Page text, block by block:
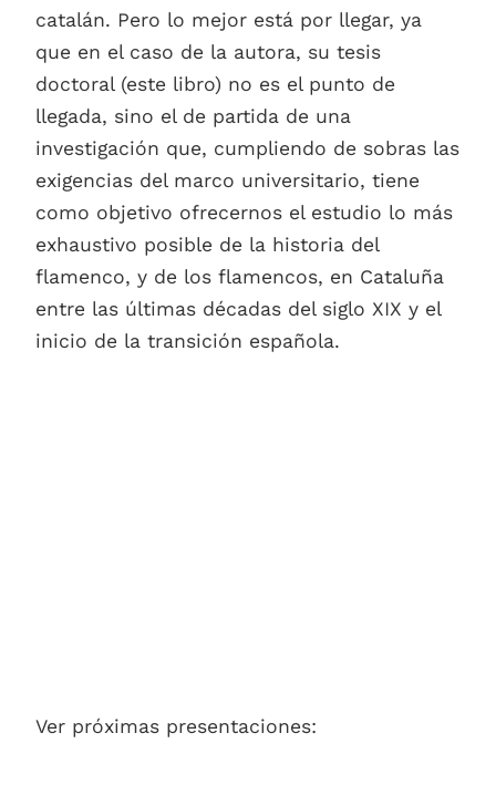
catalán. Pero lo mejor está por llegar, ya
que en el caso de la autora, su tesis
doctoral (este libro) no es el punto de
llegada, sino el de partida de una
investigación que, cumpliendo de sobras las
exigencias del marco universitario, tiene
como objetivo ofrecernos el estudio lo más
exhaustivo posible de la historia del
flamenco, y de los flamencos, en Cataluña
entre las últimas décadas del siglo XIX y el
inicio de la transición española.
Ver próximas presentaciones: